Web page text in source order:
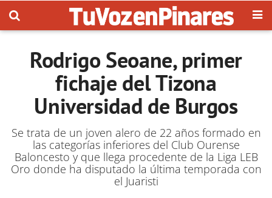
Rodrigo Seoane, primer
fichaje del Tizona
Universidad de Burgos
Se trata de un joven alero de 22 años formado en
las categorías inferiores del Club Ourense
Baloncesto y que llega procedente de la Liga LEB
Oro donde ha disputado la última temporada con
el Juaristi